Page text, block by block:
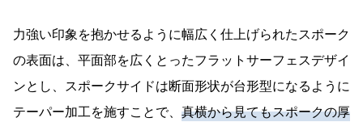
力強い印象を抱かせるように幅広く仕上げられたスポーク
の表面は、平面部を広くとったフラットサーフェスデザイ
ンとし、スポークサイドは断面形状が台形型になるように
テーパー加工を施すことで、 真横から見てもスポークの厚